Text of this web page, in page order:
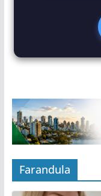
Farandula